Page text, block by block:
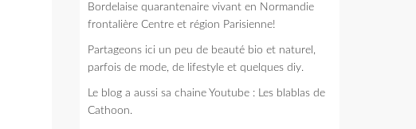
Bordelaise quarantenaire vivant en Normandie
frontalière Centre et région Parisienne!
Partageons ici un peu de beauté bio et naturel,
parfois de mode, de lifestyle et quelques diy.
Le blog a aussi sa chaine Youtube : Les blablas de
Cathoon.